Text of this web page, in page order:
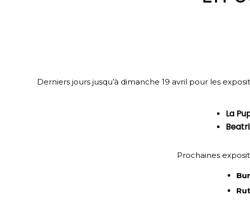
Derniers jours jusqu’à dimanche 19 avril pour les
La
Prochaines